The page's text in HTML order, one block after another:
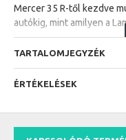
Mercer 35 R-től kezdve
autókig, mint amilyen a
TARTALOMJEGYZÉK
ÉRTÉKELÉSEK